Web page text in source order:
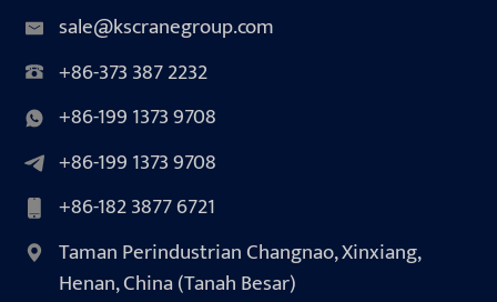
sale@kscranegroup.com
+86-373 387 2232
+86-199 1373 9708
+86-199 1373 9708
+86-182 3877 6721
Taman Perindustrian Changnao, Xinxiang,
Henan, China (Tanah Besar)